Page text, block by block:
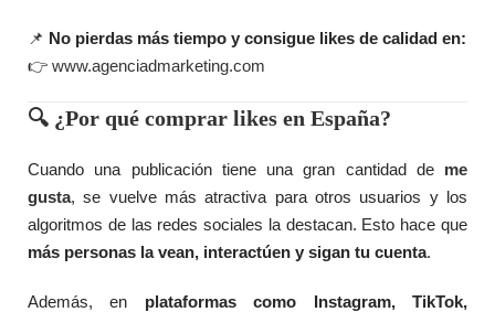
📌 No pierdas más tiempo y consigue likes de calidad en:
👉 www.agenciadmarketing.com
🔍 ¿Por qué comprar likes en España?
Cuando una publicación tiene una gran cantidad de me
gusta, se vuelve más atractiva para otros usuarios y los
algoritmos de las redes sociales la destacan. Esto hace que
más personas la vean, interactúen y sigan tu cuenta.
Además, en plataformas como Instagram, TikTok,